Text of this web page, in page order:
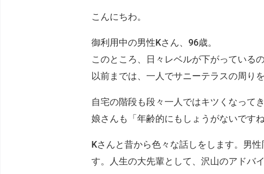
こんにちわ。
御利用中の男性Kさん、96歳。
このところ、日々レベルが下がっている
以前までは、一人でサニーテラスの周り
自宅の階段も段々一人ではキツくなって
娘さんも「年齢的にもしょうがないです
Kさんと昔から色々な話しをします。男
す。人生の大先輩として、沢山のアドバ